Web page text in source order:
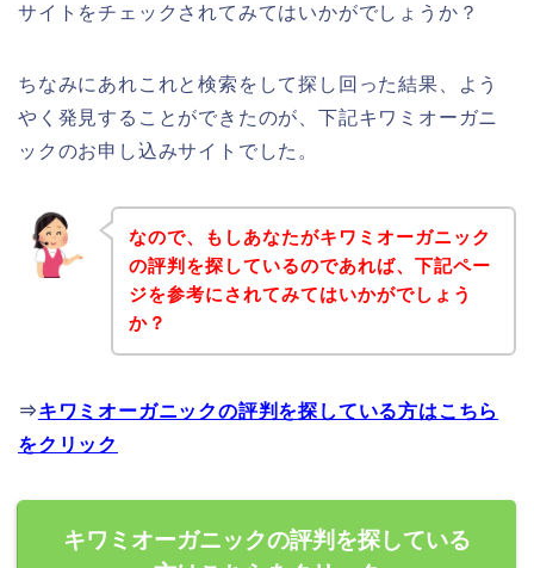
サイトをチェックされてみてはいかがでしょうか？
ちなみにあれこれと検索をして探し回った結果、よう
やく発見することができたのが、下記キワミオーガニ
ックのお申し込みサイトでした。
なので、もしあなたがキワミオーガニック
の評判を探しているのであれば、下記ペー
ジを参考にされてみてはいかがでしょう
か？
⇒キワミオーガニックの評判を探している方はこちら
をクリック
キワミオーガニックの評判を探している